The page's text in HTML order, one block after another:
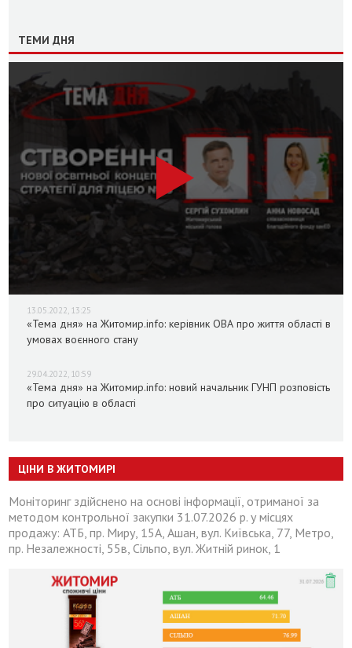
ТЕМИ ДНЯ
13.05.2022, 13:25
«Тема дня» на Житомир.info: керівник ОВА про життя області в
умовах воєнного стану
29.04.2022, 10:59
«Тема дня» на Житомир.info: новий начальник ГУНП розповість
про ситуацію в області
ЦІНИ В ЖИТОМИРІ
Моніторинг здійснено на основі інформації, отриманої за
методом контрольної закупки 31.07.2026 р. у місцях
продажу: АТБ, пр. Миру, 15А, Ашан, вул. Київська, 77, Метро,
пр. Незалежності, 55в, Сільпо, вул. Житній ринок, 1